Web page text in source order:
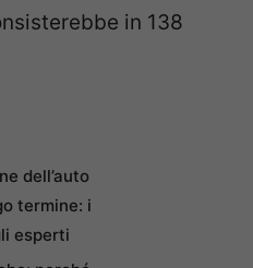
in 138
dell’auto
termine: i
esperti